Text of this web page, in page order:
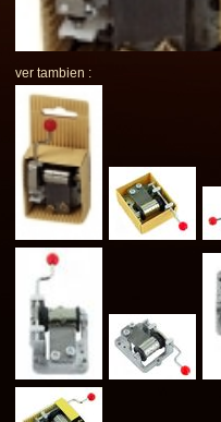
ver tambien :